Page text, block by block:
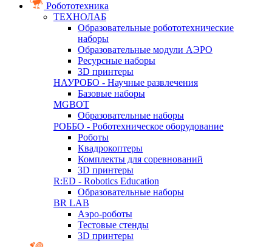
Робототехника
ТЕХНОЛАБ
Образовательные робототехнические
наборы
Образовательные модули АЭРО
Ресурсные наборы
3D принтеры
НАУРОБО - Научные развлечения
Базовые наборы
MGBOT
Образовательные наборы
РОББО - Роботехническое оборудование
Роботы
Квадрокоптеры
Комплекты для соревнований
3D принтеры
R:ED - Robotics Education
Образовательные наборы
BR LAB
Аэро-роботы
Тестовые стенды
3D принтеры